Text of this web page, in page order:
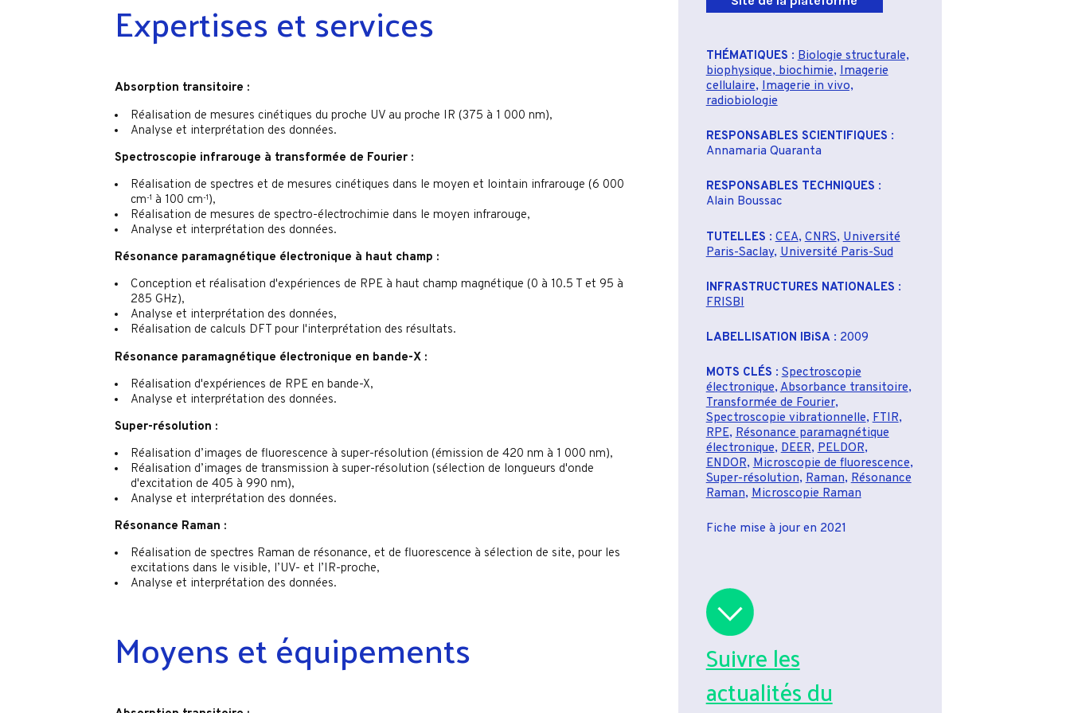
Expertises et services
Absorption transitoire :
Réalisation de mesures cinétiques du proche UV au proche IR (375 à 1 000 nm),
Analyse et interprétation des données.
Spectroscopie infrarouge à transformée de Fourier :
Réalisation de spectres et de mesures cinétiques dans le moyen et lointain infrarouge (6 000
cm-1 à 100 cm-1),
Réalisation de mesures de spectro-électrochimie dans le moyen infrarouge,
Analyse et interprétation des données.
Résonance paramagnétique électronique à haut champ :
Conception et réalisation d'expériences de RPE à haut champ magnétique (0 à 10.5 T et 95 à
285 GHz),
Analyse et interprétation des données,
Réalisation de calculs DFT pour l'interprétation des résultats.
Résonance paramagnétique électronique en bande-X :
Réalisation d'expériences de RPE en bande-X,
Analyse et interprétation des données.
Super-résolution :
Réalisation d’images de fluorescence à super-résolution (émission de 420 nm à 1 000 nm),
Réalisation d’images de transmission à super-résolution (sélection de longueurs d'onde
d'excitation de 405 à 990 nm),
Analyse et interprétation des données.
Résonance Raman :
Réalisation de spectres Raman de résonance, et de fluorescence à sélection de site, pour les
excitations dans le visible, l’UV- et l’IR-proche,
Analyse et interprétation des données.
Moyens et équipements
THÉMATIQUES :Biologie structurale,
biophysique, biochimie,Imagerie
cellulaire,Imagerie in vivo,
radiobiologie
RESPONSABLES SCIENTIFIQUES :
Annamaria Quaranta
RESPONSABLES TECHNIQUES :
Alain Boussac
TUTELLES : CEA, CNRS, Université
Paris-Saclay, Université Paris-Sud
INFRASTRUCTURES NATIONALES :
FRISBI
LABELLISATION IBiSA: 2009
MOTS CLÉS :Spectroscopie
électronique,Absorbance transitoire,
Transformée de Fourier,
Spectroscopie vibrationnelle,FTIR,
RPE,Résonance paramagnétique
électronique,DEER,PELDOR,
ENDOR,Microscopie de fluorescence,
Super-résolution,Raman,Résonance
Raman,Microscopie Raman
Fiche mise à jour en 2021
Suivre les
actualités du